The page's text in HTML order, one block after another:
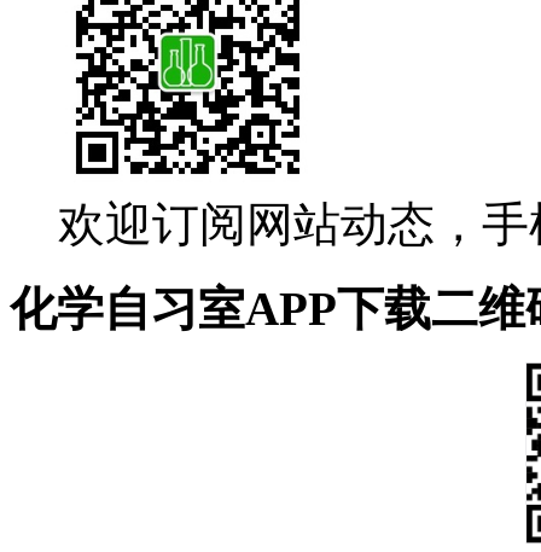
欢迎订阅网站动态，
化学自习室APP下载二维